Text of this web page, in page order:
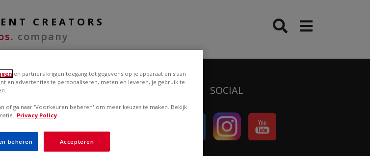
CREATORS
company
SOCIAL
en partners krijgen toegang tot gegevens op je apparaat en slaan
en advertenties te personaliseren, meten en leveren, je gebruik te
of ga naar 'Voorkeuren beheren' om meer keuzes te maken. Bekijk
Privacy Policy
Accepteren
beheren